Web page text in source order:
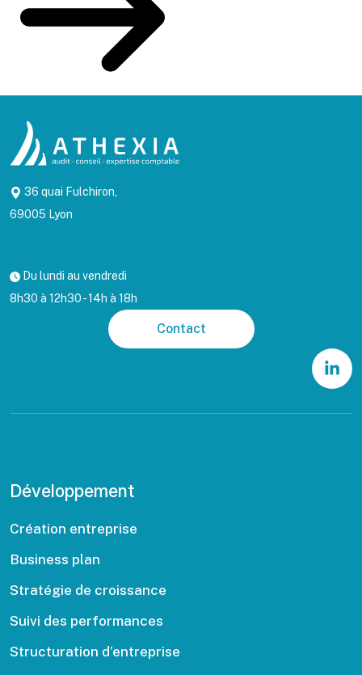
36 quai Fulchiron,
69005 Lyon
Du lundi au vendredi
8h30 à 12h30 - 14h à 18h
Contact
Développement
Création entreprise
Business plan
Stratégie de croissance
Suivi des performances
Structuration d’entreprise